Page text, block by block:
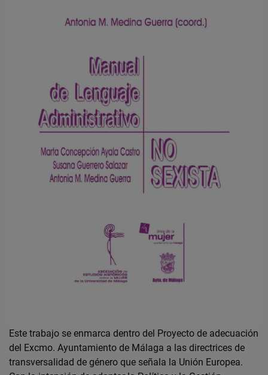
Este trabajo se enmarca dentro del Proyecto de adecuación
del Excmo. Ayuntamiento de Málaga a las directrices de
transversalidad de género que señala la Unión Europea.